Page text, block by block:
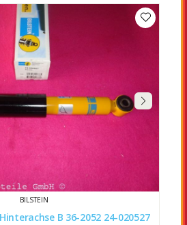
BILSTEIN
Bilstein Dämpfer Hinterachse B 36-2052 24-020527